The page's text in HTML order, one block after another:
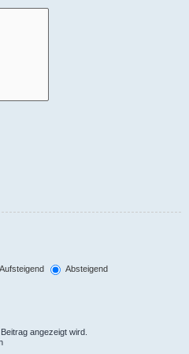
Aufsteigend
Absteigend
angezeigt wird.